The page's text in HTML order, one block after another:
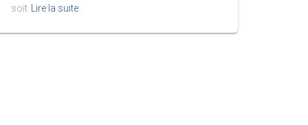
soit Lire la suite